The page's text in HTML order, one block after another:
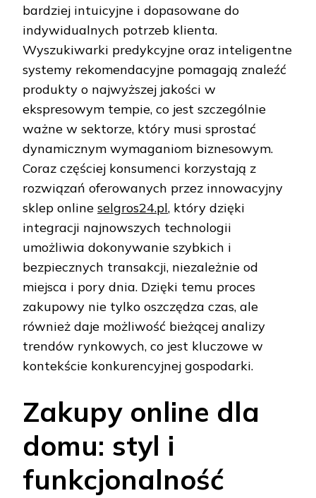
bardziej intuicyjne i dopasowane do
indywidualnych potrzeb klienta.
Wyszukiwarki predykcyjne oraz inteligentne
systemy rekomendacyjne pomagają znaleźć
produkty o najwyższej jakości w
ekspresowym tempie, co jest szczególnie
ważne w sektorze, który musi sprostać
dynamicznym wymaganiom biznesowym.
Coraz częściej konsumenci korzystają z
rozwiązań oferowanych przez innowacyjny
sklep online selgros24.pl, który dzięki
integracji najnowszych technologii
umożliwia dokonywanie szybkich i
bezpiecznych transakcji, niezależnie od
miejsca i pory dnia. Dzięki temu proces
zakupowy nie tylko oszczędza czas, ale
również daje możliwość bieżącej analizy
trendów rynkowych, co jest kluczowe w
kontekście konkurencyjnej gospodarki.
Zakupy online dla
domu: styl i
funkcjonalność